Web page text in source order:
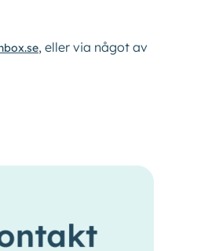
Shop
, eller via något av